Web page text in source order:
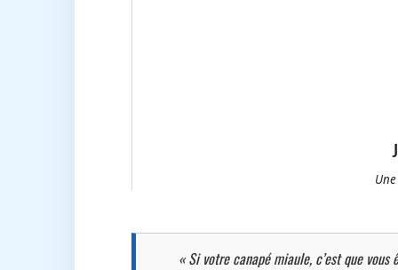
« Si votre canapé miaule, c’est que